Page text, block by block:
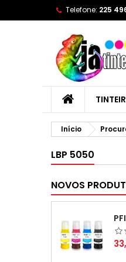
Telefone: 225
Início
LBP 5050
NOVOS